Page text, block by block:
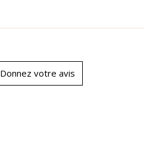
Donnez votre avis